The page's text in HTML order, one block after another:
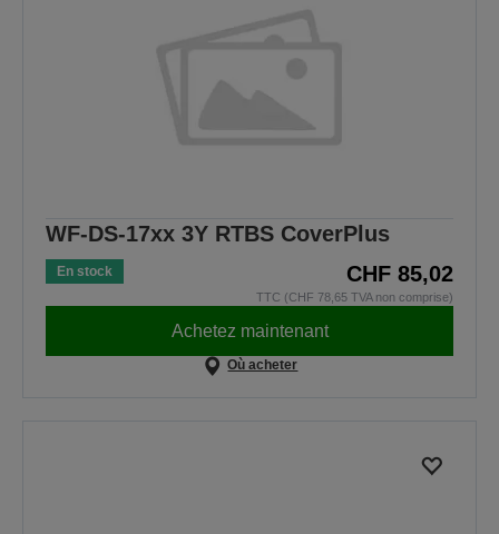
WF-DS-17xx 3Y RTBS CoverPlus
En stock CHF 85,02
TTC (CHF 78,65 TVA non comprise)
Achetez maintenant
Où acheter